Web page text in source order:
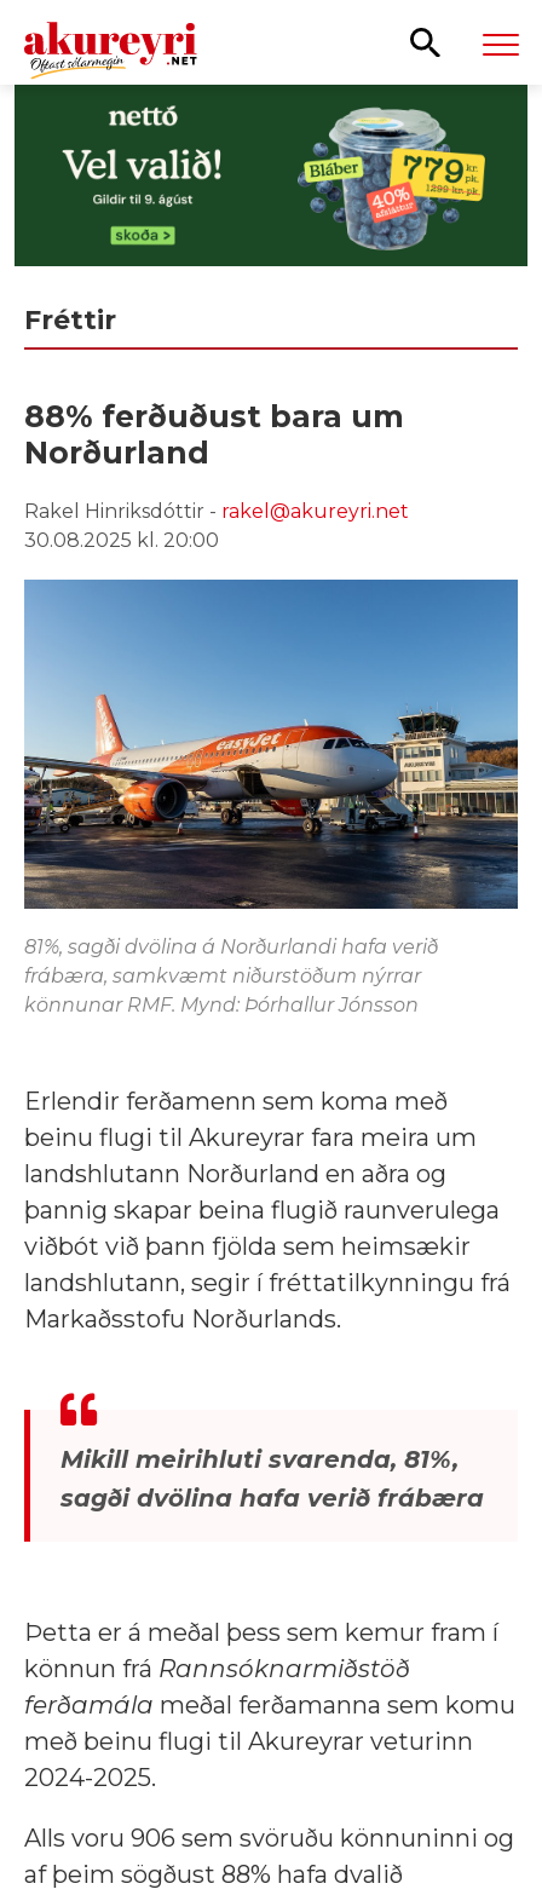
Fréttir
88% ferðuðust bara um
Norðurland
Rakel Hinriksdóttir - rakel@akureyri.net
30.08.2025 kl. 20:00
81%, sagði dvölina á Norðurlandi hafa verið
frábæra, samkvæmt niðurstöðum nýrrar
könnunar RMF. Mynd: Þórhallur Jónsson
Erlendir ferðamenn sem koma með
beinu flugi til Akureyrar fara meira um
landshlutann Norðurland en aðra og
þannig skapar beina flugið raunverulega
viðbót við þann fjölda sem heimsækir
landshlutann, segir í fréttatilkynningu frá
Markaðsstofu Norðurlands.
Mikill meirihluti svarenda, 81%,
sagði dvölina hafa verið frábæra
Þetta er á meðal þess sem kemur fram í
könnun frá Rannsóknarmiðstöð
ferðamála meðal ferðamanna sem komu
með beinu flugi til Akureyrar veturinn
2024-2025.
Alls voru 906 sem svöruðu könnuninni og
af þeim sögðust 88% hafa dvalið